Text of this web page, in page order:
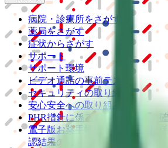
病院・診療所をさがす
薬局をさがす
症状からさがす
サポート
サポート環境
ビデオ通話の事前テスト
セキュリティの取り組み
安心安全への取り組み
PHR指針に係るチェックシート
電子版お薬手帳ガイドラインに
認結果の公表